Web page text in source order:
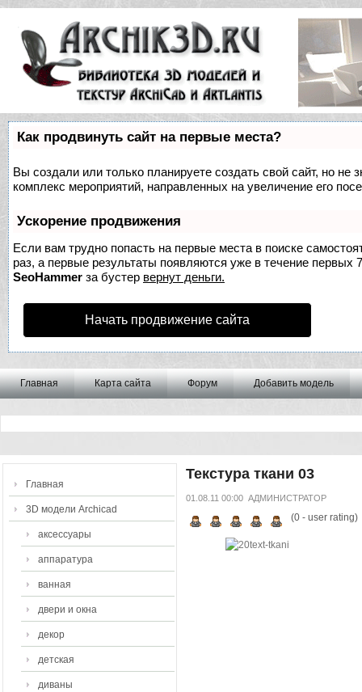
Как продвинуть сайт на первые места?
Вы создали или только планируете создать свой сайт, но не
комплекс мероприятий, направленных на увеличение его
Ускорение продвижения
Если вам трудно попасть на первые места в поиске
раз, а первые результаты появляются уже в течение первых
SeoHammer за бустер вернут деньги.
Начать продвижение сайта
Главная Карта сайта Форум Добавить модель
Главная
3D модели Archicad
аксессуары
аппаратура
ванная
двери и окна
декор
детская
диваны
Текстура ткани 03
01.08.11 00:00 АДМИНИСТРАТОР
(0- user rating)